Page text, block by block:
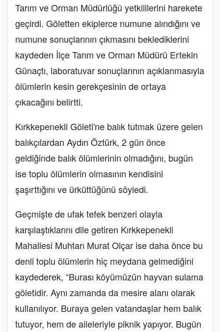
Tarım ve Orman Müdürlüğü yetkililerini harekete
geçirdi. Göletten ekiplerce numune alındığını ve
numune sonuçlarının çıkmasını beklediklerini
kaydeden İlçe Tarım ve Orman Müdürü Ertekin
Günaçtı, laboratuvar sonuçlarının açıklanmasıyla
ölümlerin kesin gerekçesinin de ortaya
çıkacağını belirtti.
Kırkkepenekli Göleti'ne balık tutmak üzere gelen
balıkçılardan Aydın Öztürk, 2 gün önce
geldiğinde balık ölümlerinin olmadığını, bugün
ise toplu ölümlerin olmasının kendisini
şaşırttığını ve ürküttüğünü söyledi.
Geçmişte de ufak tefek benzeri olayla
karşılaştıklarını dile getiren Kırkkepenekli
Mahallesi Muhtarı Murat Olçar ise daha önce bu
denli toplu ölümlerin hiç meydana gelmediğini
kaydederek, “Burası köyümüzün hayvan sulama
göletidir. Aynı zamanda da mesire alanı olarak
kullanılıyor. Buraya gelen vatandaşlar hem balık
tutuyor, hem de aileleriyle piknik yapıyor. Bugün